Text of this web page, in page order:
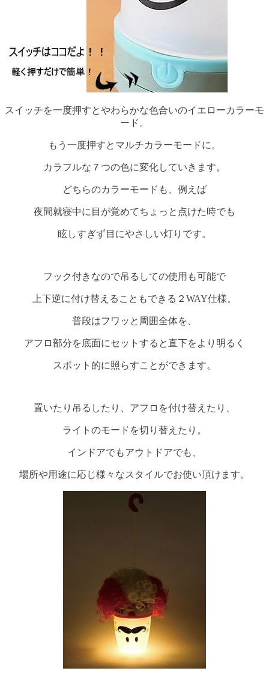
スイッチを一度押すとやわらかな色合いのイエローカラーモ
ード。
もう一度押すとマルチカラーモードに。
カラフルな７つの色に変化していきます。
どちらのカラーモードも、例えば
夜間就寝中に目が覚めてちょっと点けた時でも
眩しすぎず目にやさしい灯りです。
フック付きなので吊るしての使用も可能で
上下逆に付け替えることもできる２WAY仕様。
普段はフワッと周囲全体を、
アフロ部分を底面にセットすると直下をより明るく
スポット的に照らすことができます。
置いたり吊るしたり、アフロを付け替えたり、
ライトのモードを切り替えたり。
インドアでもアウトドアでも、
場所や用途に応じ様々なスタイルでお使い頂けます。